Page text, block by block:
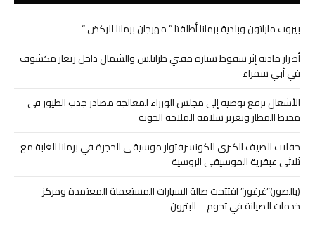
بيروت ماراثون وبلدية برمانا أطلقتا ” مهرجان برمانا للركض “
أضرار مادية إثر سقوط سيارة مفتي طرابلس والشمال داخل ريغار مكشوف
في أبي سمراء
الأشغال ترفع توصية إلى مجلس الوزراء لمعالجة مصادر جذب الطيور في
محيط المطار وتعزيز سلامة الملاحة الجوية
حفلات الصيف الكبرى للكونسرفتوار موسيقى الحجرة في برمانا الغابة مع
ثلاثي عبقرية الموسيقى الروسية
(بالصور)”غرغور” افتتحت صالة السيارات المستعملة المعتمدة ومركز
خدمات الصيانة في تحوم – البترون